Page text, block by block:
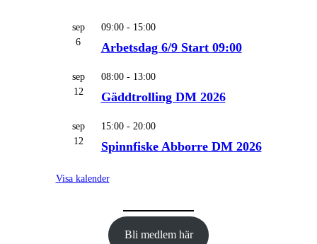
sep
6
09:00- 15:00
Arbetsdag 6/9 Start 09:00
sep
12
08:00- 13:00
Gäddtrolling DM 2026
sep
12
15:00- 20:00
Spinnfiske Abborre DM 2026
Visa kalender
Bli medlem här